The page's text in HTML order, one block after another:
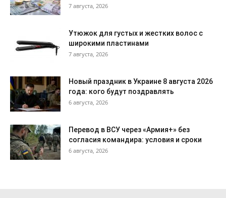
7 августа, 2026
Утюжок для густых и жестких волос с
широкими пластинами
7 августа, 2026
Новый праздник в Украине 8 августа 2026
года: кого будут поздравлять
6 августа, 2026
Перевод в ВСУ через «Армия+» без
согласия командира: условия и сроки
6 августа, 2026